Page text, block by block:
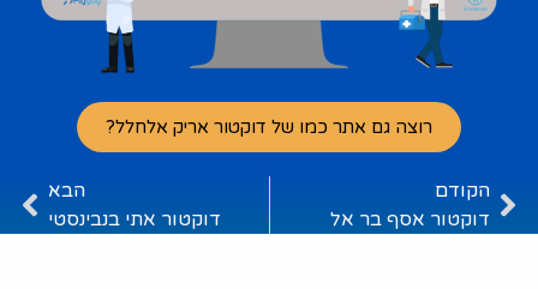
רוצה גם אתר כמו של דוקטור אריק אלחלל?
הקודם
דוקטור אסף בר אל
הבא
דוקטור אתי בנבינסטי